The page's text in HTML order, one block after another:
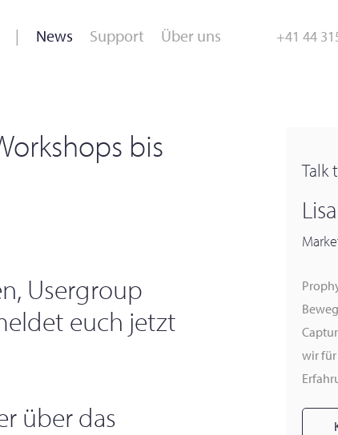
Leistungsdiagnostik
News Support Über uns +41 44
bis
Usergroup
euch jetzt
über das
Talk
wir